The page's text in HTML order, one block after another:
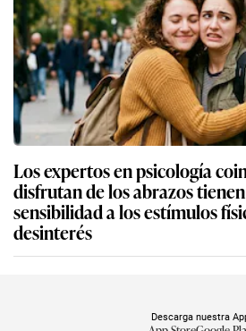
Los expertos en psicología
disfrutan de los abrazos
sensibilidad a los estímulos
desinterés
Descarga nuestra